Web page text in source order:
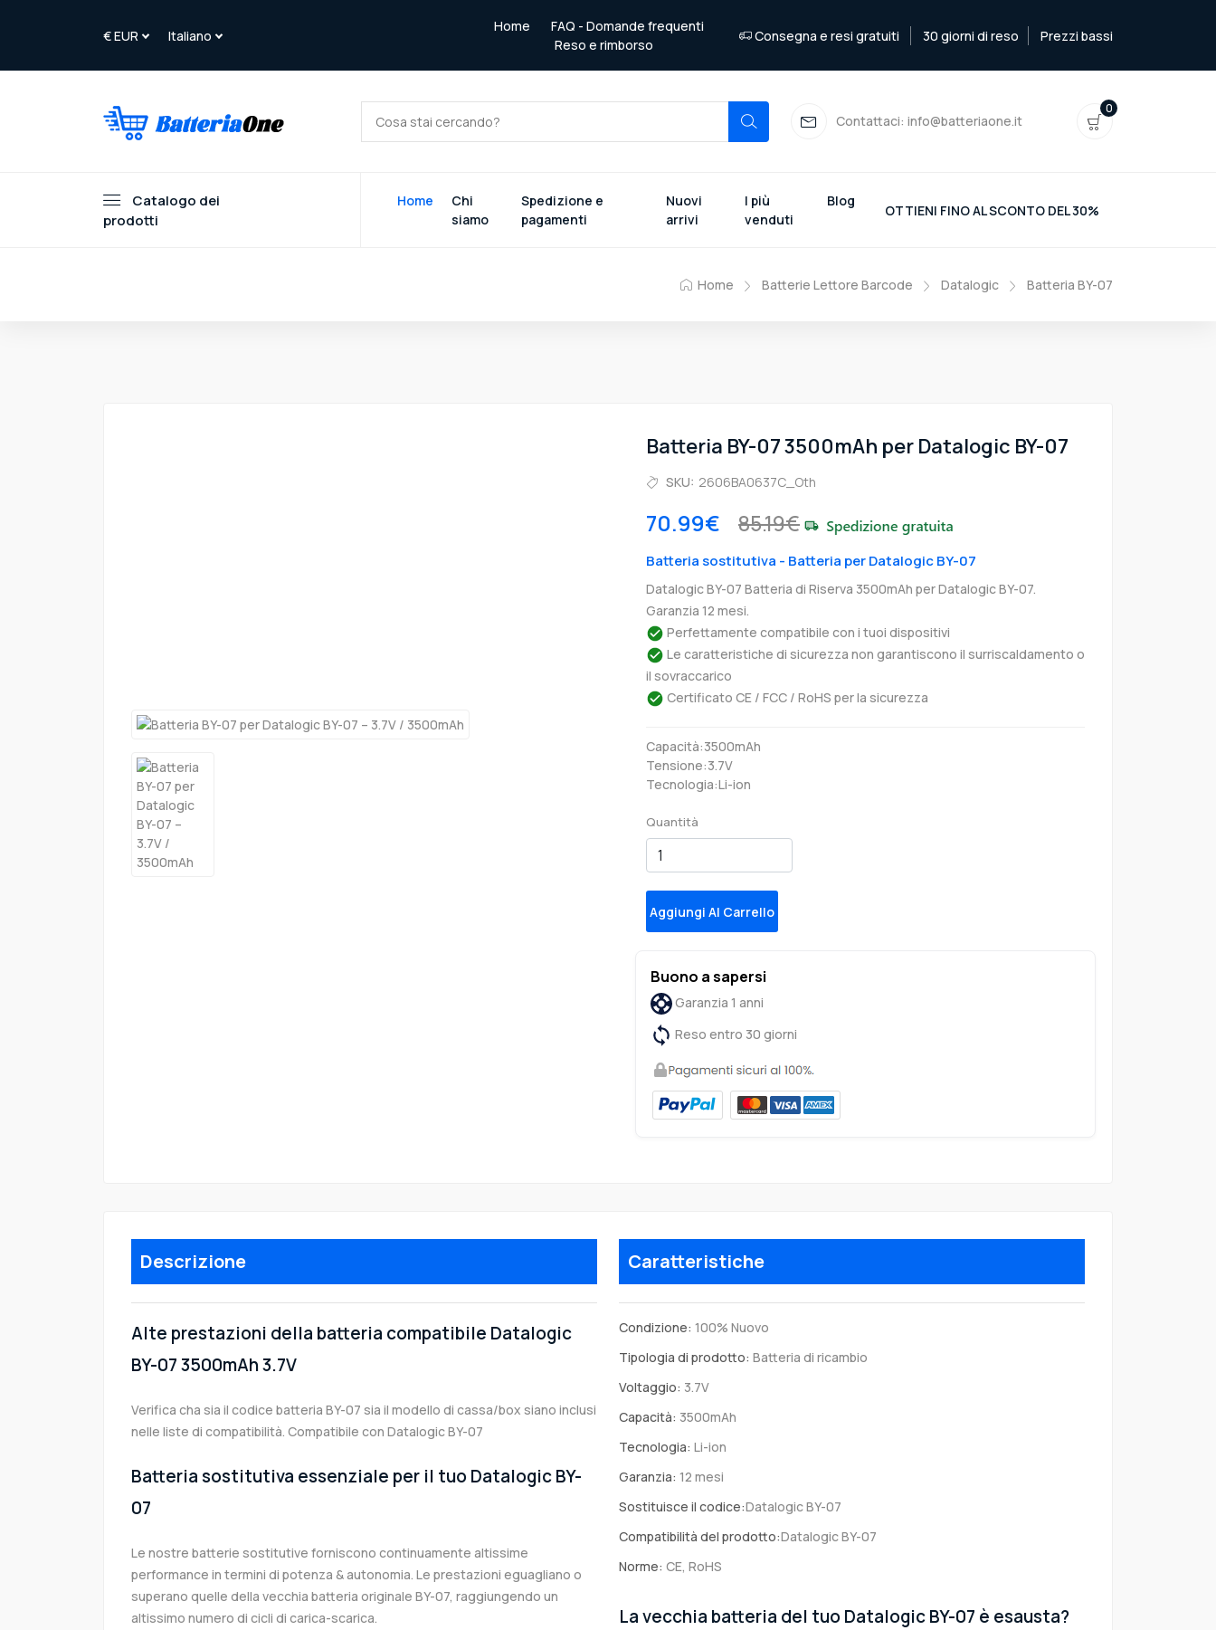
Home
FAQ - Domande frequenti
Reso e rimborso
Consegna e resi gratuiti 30 giorni di reso Prezzi bassi
Contattaci: info@batteriaone.it
0
Catalogo dei
prodotti
Home
Chi
siamo
Spedizione e
pagamenti
Nuovi
arrivi
I più
venduti
Blog
OTTIENI FINO AL SCONTO DEL 30%
Home Batterie Lettore Barcode Datalogic Batteria BY-07
Batteria BY-07 3500mAh per Datalogic BY-07
SKU: 2606BA0637C_Oth
70.99€ 85.19€
Batteria sostitutiva - Batteria per Datalogic BY-07
Datalogic BY-07 Batteria di Riserva 3500mAh per Datalogic BY-07.
Garanzia 12 mesi.
Perfettamente compatibile con i tuoi dispositivi
Le caratteristiche di sicurezza non garantiscono il surriscaldamento o
il sovraccarico
Certificato CE / FCC / RoHS per la sicurezza
Capacità:3500mAh
Tensione:3.7V
Tecnologia:Li-ion
Quantità
Aggiungi Al Carrello
Buono a sapersi
Garanzia 1 anni
Reso entro 30 giorni
Descrizione
Alte prestazioni della batteria compatibile Datalogic
BY-07 3500mAh 3.7V
Verifica cha sia il codice batteria BY-07 sia il modello di cassa/box siano inclusi
nelle liste di compatibilità. Compatibile con Datalogic BY-07
Batteria sostitutiva essenziale per il tuo Datalogic BY-
07
Le nostre batterie sostitutive forniscono continuamente altissime
performance in termini di potenza & autonomia. Le prestazioni eguagliano o
superano quelle della vecchia batteria originale BY-07, raggiungendo un
altissimo numero di cicli di carica-scarica.
Caratteristiche
Condizione: 100% Nuovo
Tipologia di prodotto: Batteria di ricambio
Voltaggio: 3.7V
Capacità: 3500mAh
Tecnologia: Li-ion
Garanzia: 12 mesi
Sostituisce il codice:Datalogic BY-07
Compatibilità del prodotto:Datalogic BY-07
Norme: CE, RoHS
La vecchia batteria del tuo Datalogic BY-07 è esausta?